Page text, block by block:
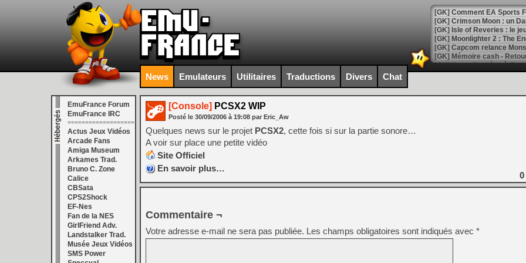
[GK] Comment EA Sports
[GK] Crimson Moon : un
[GK] Isle of Reveries : le
[GK] Moonlighter 2 : The
[GK] Capcom relance
[Mo5] Deux inédits du
[GK] Le beat'em up The
[GK] Endless Legend 2 :
[LS] [PS5] Le WebKit
[GK] Oubliez Crazy Taxi,
[LS] [Switch] NSZ 5.0.0
[GK] No More Room in
[GK] Un chatbot Atelier
[GK] Mémoire cash -
News Emulateurs Utilitaires Traductions Divers Chat
EmuFrance Forum
EmuFrance IRC
===================
Actus Jeux Vidéos
Arcade Fans
Amiga Museum
Arkames Trad.
Bruno C. Zone
Calice
CBSata
CPS2Shock
EF-Nes
Fan de la NES
GirlFriend Adv.
Landstalker Trad.
Musée Jeux Vidéos
SMS Power
[Console] PCSX2 WIP
Posté le 30/09/2006 à 19:08 par Eric_Aw
Quelques news sur le projet PCSX2, cette fois si sur la partie sonore…
A voir sur place une petite vidéo
Site Officiel
En savoir plus…
0
Commentaire ¬
Votre adresse e-mail ne sera pas publiée. Les champs obligatoires sont indiqués avec *